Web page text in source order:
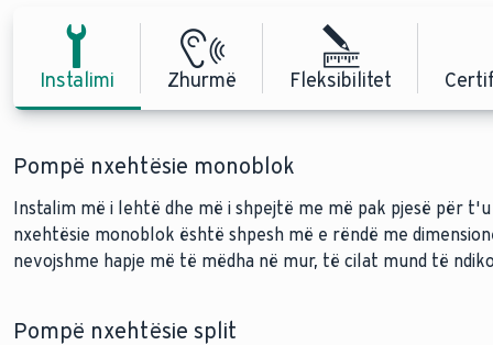
Instalimi Zhurmë Fleksibilitet
Pompë nxehtësie monoblok
Instalim më i lehtë dhe më i shpejtë me më pak pjesë për
nxehtësie monoblok është shpesh më e rëndë me
nevojshme hapje më të mëdha në mur, të cilat mund të
Pompë nxehtësie split